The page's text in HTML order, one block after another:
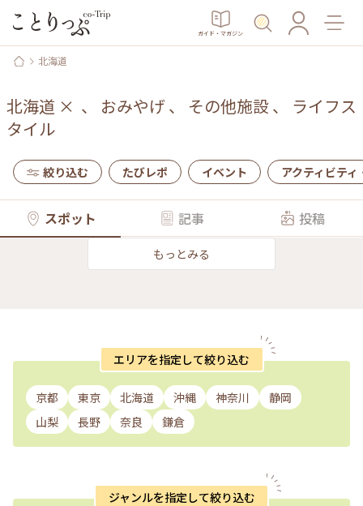
ガイド・マガジン
北海道
北海道 × 、 おみやげ 、 その他施設、 ライフス
タイル
絞り込む たびレポ イベント アクティビティ
スポット 記事 投稿
もっとみる
エリアを指定して絞り込む
京都 東京 北海道 沖縄 神奈川
静岡
山梨
長野 奈良 鎌倉
ジャンルを指定して絞り込む